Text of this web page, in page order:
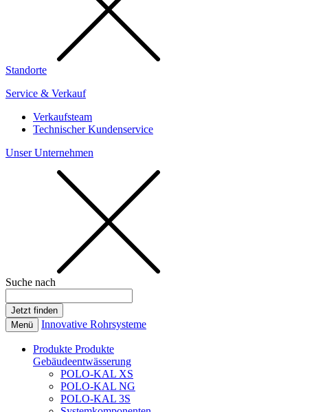
Standorte
Service & Verkauf
Verkaufsteam
Technischer Kundenservice
Unser Unternehmen
Suche nach
Menü Innovative Rohrsysteme
Produkte Produkte
Gebäudeentwässerung
POLO-KAL XS
POLO-KAL NG
POLO-KAL 3S